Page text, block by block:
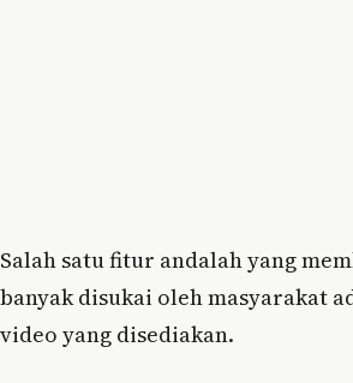
Salah satu fitur andalah yang
banyak disukai oleh masyarakat
video yang disediakan.